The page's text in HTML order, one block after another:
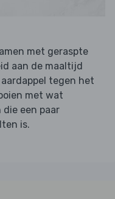
met geraspte
aan de maaltijd
tegen het
met wat
een paar
is.